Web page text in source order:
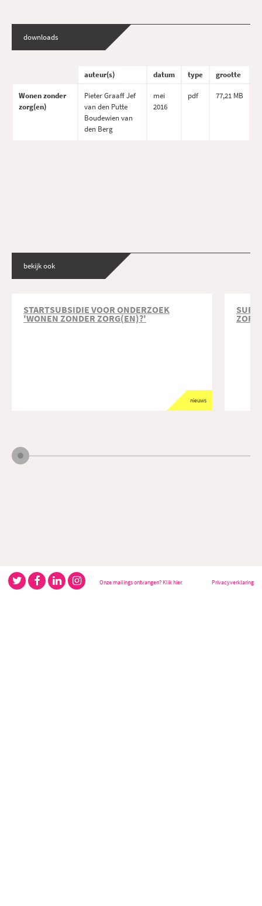
downloads
auteur(s) datum type grootte
Wonen zonder
zorg(en)
Pieter Graaff Jef
van den Putte
Boudewien van
den Berg
mei
2016
pdf 77,21 MB
bekijk ook
nieuws
STARTSUBSIDIE VOOR ONDERZOEK
'WONEN ZONDER ZORG(EN)?'
Onze mailings ontvangen? Klik hier. Privacyverklaring